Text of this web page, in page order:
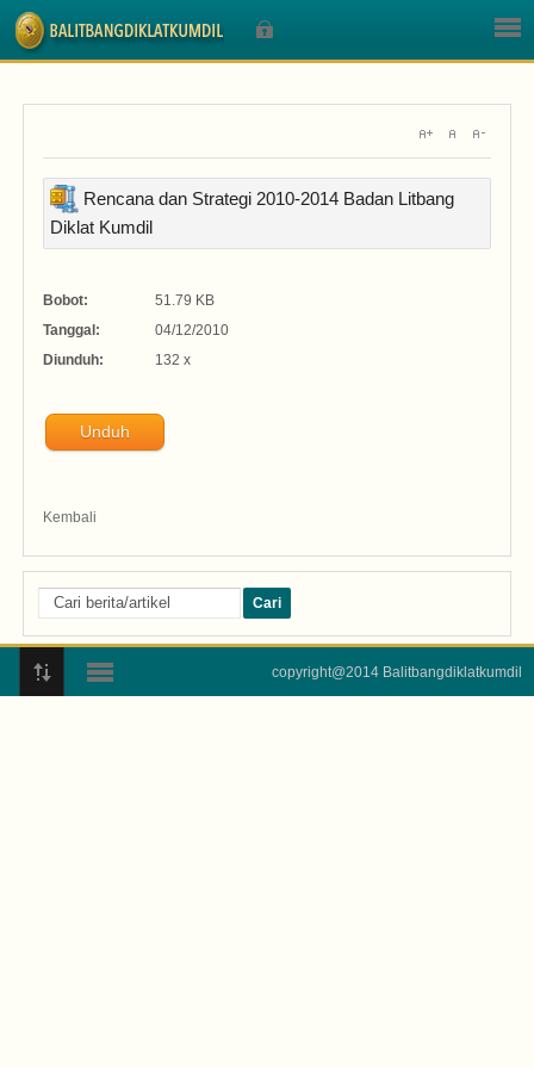
Rencana dan Strategi 2010-2014 Badan Litbang
Diklat Kumdil
Bobot:
51.79 KB
Tanggal:
04/12/2010
Diunduh:
132 x
Unduh
Kembali
copyright@2014 Balitbangdiklatkumdil
Sign In
Nama Pengguna